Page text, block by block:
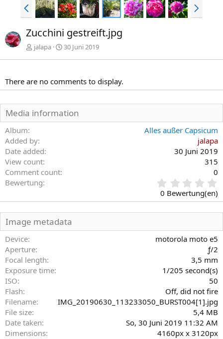
V
o
h
e
e
N
ä
Zucchini gestreift.jpg
jalapa 30 Juni 2019
There are no comments to display.
Media information
Album
Alles außer Capsicum
Added by
jalapa
Date added
30 Juni 2019
View count
315
Comment count
0
Bewertung
0
0
t
0 Bewertung(en)
Image metadata
Device
motorola moto e5
Aperture
ƒ/2
Focal length
3,5 mm
Exposure time
1/205 second(s)
ISO
50
Flash
Off, did not fire
Filename
IMG_20190630_113233050_BURST004[1].jpg
File size
5,4 MB
Date taken
So, 30 Juni 2019 11:32 AM
Dimensions
4160px x 3120px